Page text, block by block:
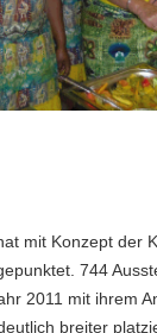
mit Konzept der
744
2011 mit ihrem
breiter